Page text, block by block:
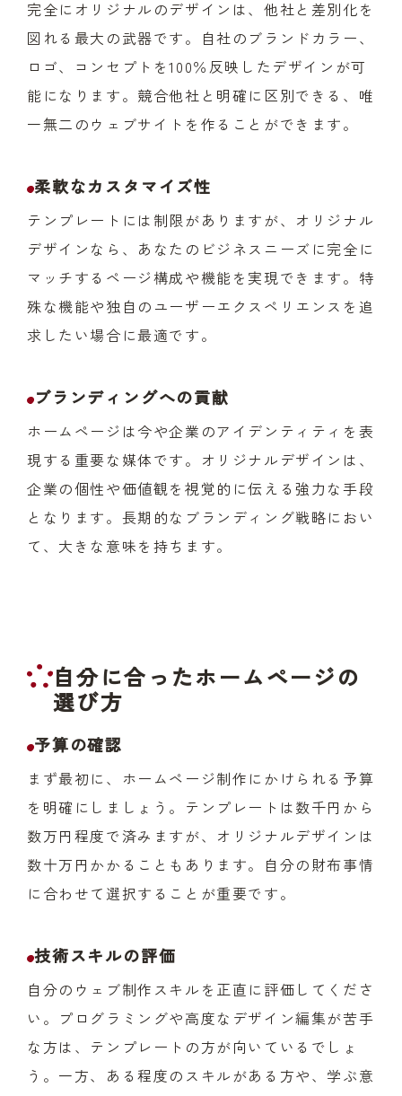
完全にオリジナルのデザインは、他社と差別化を
図れる最大の武器です。自社のブランドカラー、
ロゴ、コンセプトを100％反映したデザインが可
能になります。競合他社と明確に区別できる、唯
一無二のウェブサイトを作ることができます。
柔軟なカスタマイズ性
テンプレートには制限がありますが、オリジナル
デザインなら、あなたのビジネスニーズに完全に
マッチするページ構成や機能を実現できます。特
殊な機能や独自のユーザーエクスペリエンスを追
求したい場合に最適です。
ブランディングへの貢献
ホームページは今や企業のアイデンティティを表
現する重要な媒体です。オリジナルデザインは、
企業の個性や価値観を視覚的に伝える強力な手段
となります。長期的なブランディング戦略におい
て、大きな意味を持ちます。
自分に合ったホームページの
選び方
予算の確認
まず最初に、ホームページ制作にかけられる予算
を明確にしましょう。テンプレートは数千円から
数万円程度で済みますが、オリジナルデザインは
数十万円かかることもあります。自分の財布事情
に合わせて選択することが重要です。
技術スキルの評価
自分のウェブ制作スキルを正直に評価してくださ
い。プログラミングや高度なデザイン編集が苦手
な方は、テンプレートの方が向いているでしょ
う。一方、ある程度のスキルがある方や、学ぶ意